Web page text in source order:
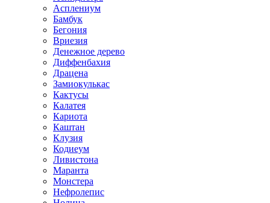
Асплениум
Бамбук
Бегония
Вриезия
Денежное дерево
Диффенбахия
Драцена
Замиокулькас
Кактусы
Калатея
Кариота
Каштан
Клузия
Кодиеум
Ливистона
Маранта
Монстера
Нефролепис